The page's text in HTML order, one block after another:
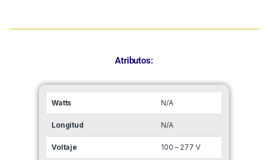
Atributos:
Watts N/A
Longitud N/A
Voltaje 100 – 277 V